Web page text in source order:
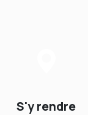
S'y rendre